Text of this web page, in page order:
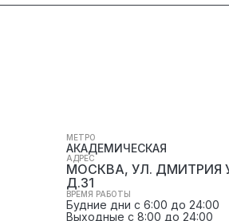
МЕТРО
АКАДЕМИЧЕСКАЯ
АДРЕС
МОСКВА, УЛ. ДМИТРИЯ
Д.31
ВРЕМЯ РАБОТЫ
Будние дни с 6:00 до 24:00
Выходные с 8:00 до 24:00